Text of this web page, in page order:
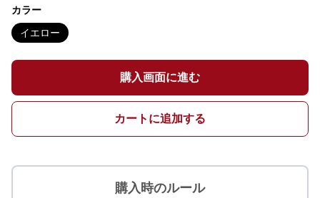
カラー
イエロー
購入画面に進む
カートに追加する
購入時のルール